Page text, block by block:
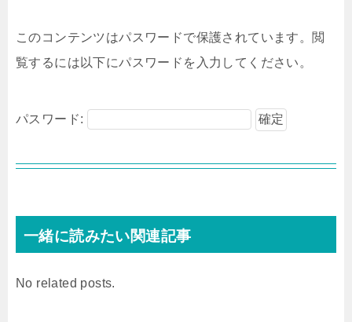
このコンテンツはパスワードで保護されています。閲
覧するには以下にパスワードを入力してください。
パスワード:
一緒に読みたい関連記事
No related posts.